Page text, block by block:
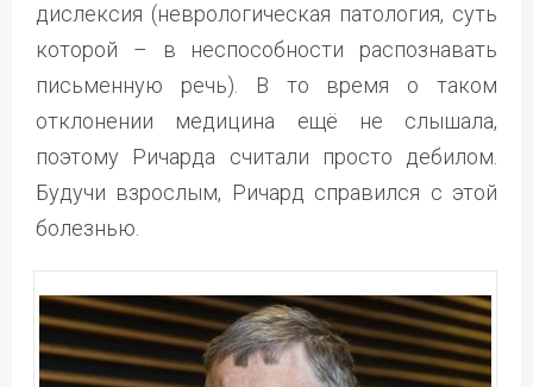
дислексия (неврологическая патология, суть
которой – в неспособности распознавать
письменную речь). В то время о таком
отклонении медицина ещё не слышала,
поэтому Ричарда считали просто дебилом.
Будучи взрослым, Ричард справился с этой
болезнью.